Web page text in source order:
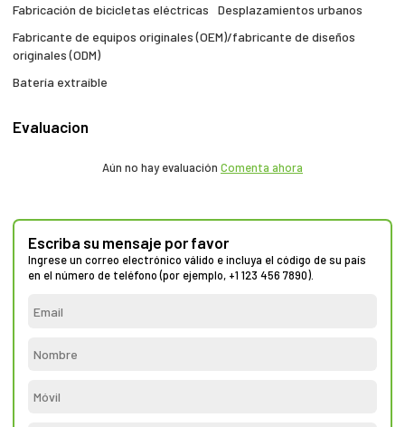
Fabricación de bicicletas eléctricas
Desplazamientos urbanos
Fabricante de equipos originales (OEM)/fabricante de diseños
originales (ODM)
Batería extraíble
Evaluacion
Aún no hay evaluación Comenta ahora
Escriba su mensaje por favor
Ingrese un correo electrónico válido e incluya el código de su país
en el número de teléfono (por ejemplo, +1 123 456 7890).